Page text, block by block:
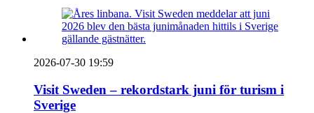
2026-07-30 19:59
Visit Sweden – rekordstark juni för turism i
Sverige